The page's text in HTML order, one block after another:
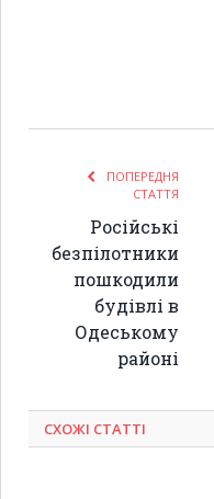
ПОПЕРЕДНЯ
СТАТТЯ
Російські
безпілотники
пошкодили
будівлі в
Одеському
районі
СХОЖІ СТАТТІ